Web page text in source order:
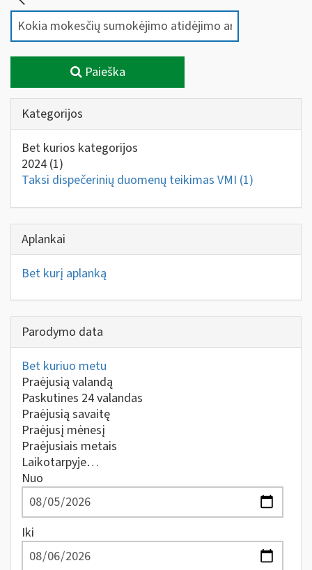
Paieška
Kategorijos
Bet kurios kategorijos
2024 (1)
Taksi dispečerinių duomenų teikimas VMI (1)
Aplankai
Bet kurį aplanką
Parodymo data
Bet kuriuo metu
Praėjusią valandą
Paskutines 24 valandas
Praėjusią savaitę
Praėjusį mėnesį
Praėjusiais metais
Laikotarpyje…
Nuo
Iki